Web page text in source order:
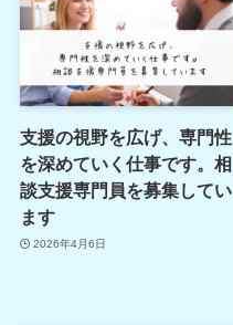
支援の視野を広げ、専門性
を深めていく仕事です。相
談支援専門員を募集してい
ます
2026年4月6日